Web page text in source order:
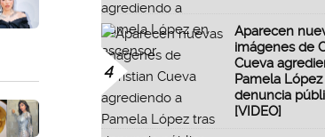
4
Aparecen
imágenes de
Cueva
Pamela López
denuncia
[VIDEO]